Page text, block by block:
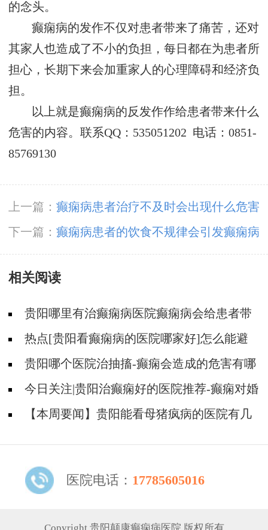
的念头。
癫痫病的发作不仅对患者带来了痛苦，还对
其家人也造成了不小的负担，每日都在为患者所
担心，长期下来会加重家人的心理障碍和经济负
担。
以上就是癫痫病的反发作作给患者带来什么
危害的内容。联系QQ：535051202 电话：0851-
85769130
上一篇： 癫痫病患者治疗不及时会出现什么危害
呢
下一篇： 癫痫病患者的饮食不规律会引发癫痫病
吗
相关阅读
贵阳哪里有治癫痫病医院癫痫病会给患者带
来什么不好的情绪?
热点[贵阳看癫痫病的医院哪家好]怎么能避
免癫痫所带来的危害
贵阳哪个医院治抽搐-癫痫会造成的危害有哪
些？今日关注|贵阳治癫痫好的医院推荐-癫痫对婚
育会不会有什么影响？
【本周要闻】贵阳能看母猪疯病的医院有几
医院电话： 17785605016